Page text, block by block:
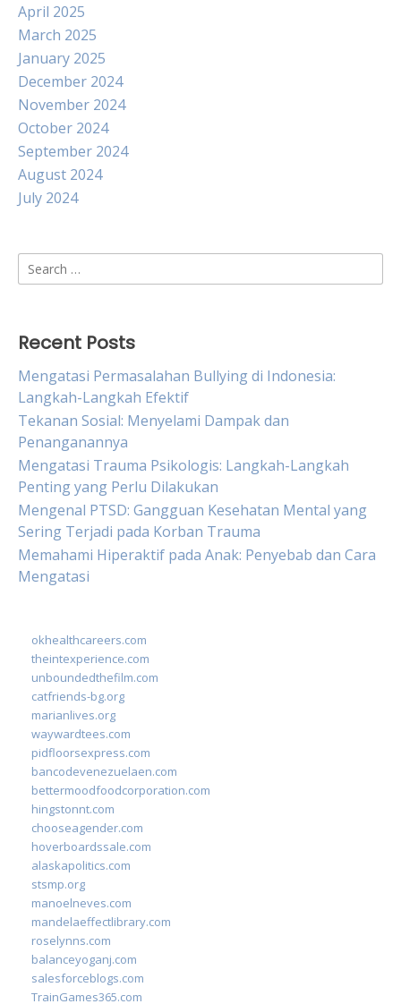
April 2025
March 2025
January 2025
December 2024
November 2024
October 2024
September 2024
August 2024
July 2024
Search
for:
Recent Posts
Mengatasi Permasalahan Bullying di Indonesia:
Langkah-Langkah Efektif
Tekanan Sosial: Menyelami Dampak dan
Penanganannya
Mengatasi Trauma Psikologis: Langkah-Langkah
Penting yang Perlu Dilakukan
Mengenal PTSD: Gangguan Kesehatan Mental yang
Sering Terjadi pada Korban Trauma
Memahami Hiperaktif pada Anak: Penyebab dan Cara
Mengatasi
okhealthcareers.com
theintexperience.com
unboundedthefilm.com
catfriends-bg.org
marianlives.org
waywardtees.com
pidfloorsexpress.com
bancodevenezuelaen.com
bettermoodfoodcorporation.com
hingstonnt.com
chooseagender.com
hoverboardssale.com
alaskapolitics.com
stsmp.org
manoelneves.com
mandelaeffectlibrary.com
roselynns.com
balanceyoganj.com
salesforceblogs.com
TrainGames365.com